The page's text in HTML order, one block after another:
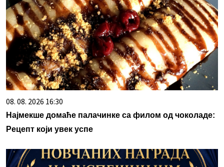
08. 08. 2026 16:30
Најмекше домаће палачинке са филом од чоколаде:
Рецепт који увек успе